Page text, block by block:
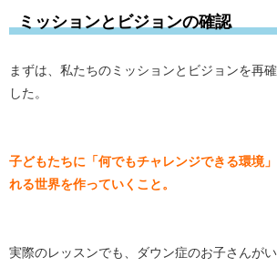
ミッションとビジョンの確認
まずは、私たちのミッションとビジョンを再
した。
子どもたちに「何でもチャレンジできる環境
れる世界を作っていくこと。
実際のレッスンでも、ダウン症のお子さんが